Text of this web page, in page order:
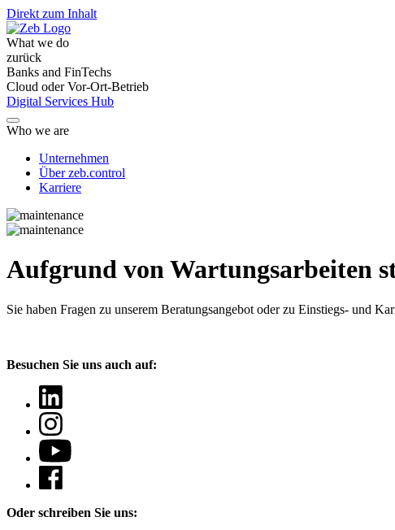
Direkt zum Inhalt
What we do
zurück
Banks and FinTechs
Cloud oder Vor-Ort-Betrieb
Digital Services Hub
Who we are
Unternehmen
Über zeb.control
Karriere
Aufgrund von Wartungsarbeiten
Sie haben Fragen zu unserem Beratungsangebot oder zu Einstiegs- und
Besuchen Sie uns auch auf:
Oder schreiben Sie uns: